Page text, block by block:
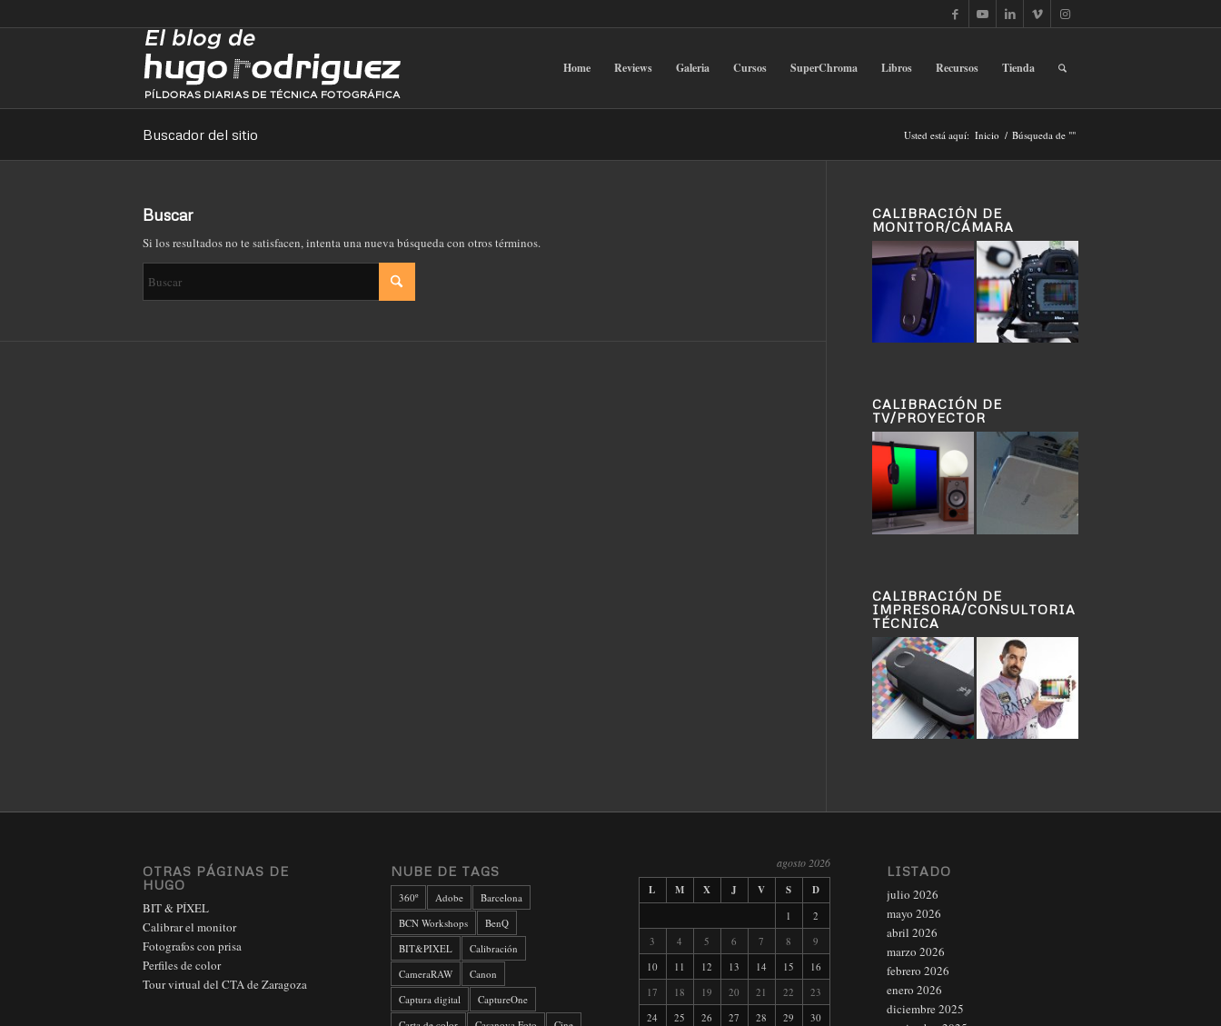
Home Reviews Galeria Cursos SuperChroma Libros Recursos Tienda
Buscador del sitio Usted está aquí: Inicio / Búsqueda de ""
Buscar
Si los resultados no te satisfacen, intenta una nueva búsqueda con otros términos.
CALIBRACIÓN DE
MONITOR/CÁMARA
CALIBRACIÓN DE
TV/PROYECTOR
CALIBRACIÓN DE
IMPRESORA/CONSULTORIA
TÉCNICA
OTRAS PÁGINAS DE
HUGO
BIT & PÍXEL
Calibrar el monitor
Fotografos con prisa
Perfiles de color
Tour virtual del CTA de Zaragoza
NUBE DE TAGS
360º Adobe
Barcelona
BCN Workshops
BenQ
BIT&PIXEL
Calibración
CameraRAW
Canon
Captura digital
CaptureOne
agosto 2026
L
M X J V S D
1
2
3
4 5 6 7 8
9
10
11 12 13 14 15
16
17
18 19 20 21 22
23
24
25 26 27 28 29
30
LISTADO
julio 2026
mayo 2026
abril 2026
marzo 2026
febrero 2026
enero 2026
diciembre 2025